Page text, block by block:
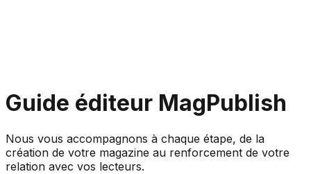
Guide éditeur MagPublish
Nous vous accompagnons à chaque étape, de la
création de votre magazine au renforcement de votre
relation avec vos lecteurs.